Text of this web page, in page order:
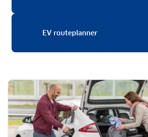
EV routeplannerEV routeplanner